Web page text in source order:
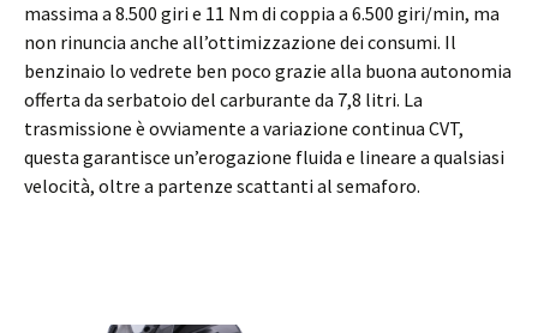
massima a 8.500 giri e 11 Nm di coppia a 6.500 giri/min, ma
non rinuncia anche all’ottimizzazione dei consumi. Il
benzinaio lo vedrete ben poco grazie alla buona autonomia
offerta da serbatoio del carburante da 7,8 litri. La
trasmissione è ovviamente a variazione continua CVT,
questa garantisce un’erogazione fluida e lineare a qualsiasi
velocità, oltre a partenze scattanti al semaforo.